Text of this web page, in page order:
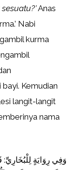
Anas
Nabi
kurma
Kemudian
langit-langit
nama
وَفِي رِوَايَةٍ